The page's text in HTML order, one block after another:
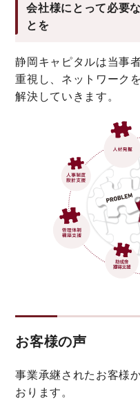
会社様にとって必要
とを
静岡キャピタルは当事
重視し、ネットワーク
解決していきます。
お客様の声
事業承継されたお客様
おります。